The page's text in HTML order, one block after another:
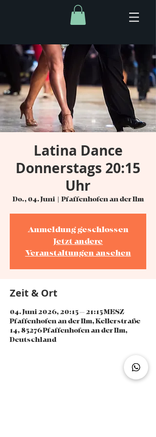
Latina Dance
Donnerstags 20:15
Uhr
Do., 04. Juni
  |
Pfaffenhofen an der Ilm
Anmeldung geschlossen
Jetzt andere
Veranstaltungen ansehen
Zeit & Ort
04. Juni 2026, 20:15 – 21:15 MESZ
Pfaffenhofen an der Ilm, Kellerstraße
14, 85276 Pfaffenhofen an der Ilm,
Deutschland